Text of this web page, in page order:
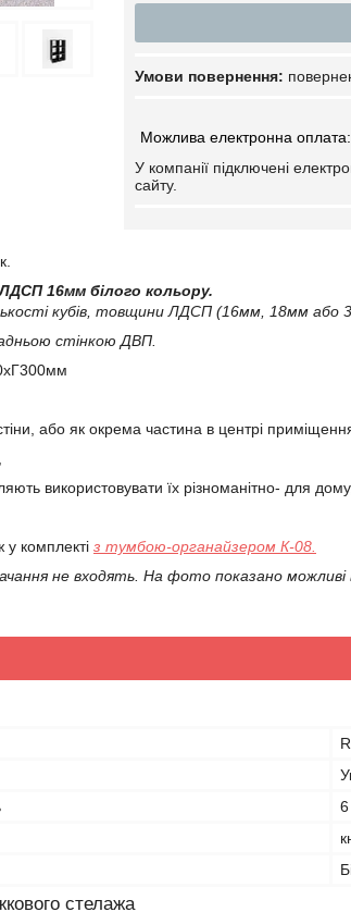
У компанії підключені
сайту.
16мм білого кольору.
кубів, товщини ЛДСП (16мм, 18мм або
стінкою ДВП.
або як окрема частина в центрі
використовувати їх різноманітно- для
комплекті з тумбою-органайзером К-08.
не входять. На фото показано можливі
6
стелажа